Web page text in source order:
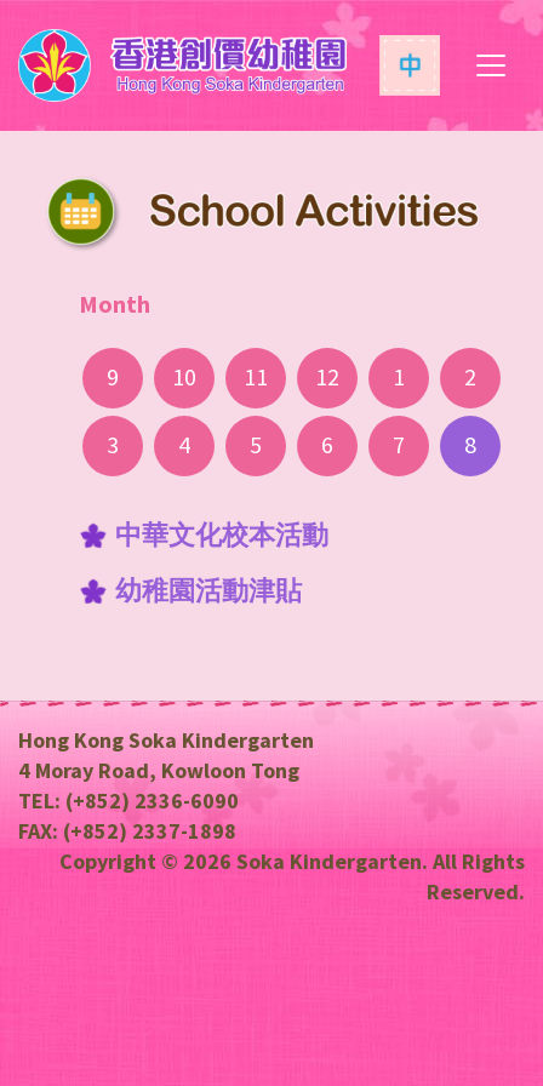
Month
9 10 11 12 1 2
3 4 5 6 7 8
9月份生日會
9月份生日會(下午)
9月份幼低班照片
9月份幼高班照片
開學禮
中華文化校本活動
10月份生日會
10月份生日會(下午)
10月份幼低班照片
10月份幼高班照片
中華文化校本活動
幼稚園活動津貼
11月份生日會
11月份生日會(下午)
11月份幼低班照片
11月份幼高班照片
中華文化校本活動
幼稚園活動津貼
12月份生日會
12月份生日會(下午)
12月份幼低班照片
12月份幼高班照片
幼兒班慶祝入學100日活動 AM
幼兒班慶祝入學100日活動 PM
1月份生日會
1月份生日會(下午)
1月份幼低班照片
1月份幼高班照片
中華文化校本活動
幼稚園活動津貼
2月份生日會
2月份生日會(下午)
2月份幼低班照片
2月份幼高班照片
中華文化校本活動
幼稚園活動津貼
3月份生日會
3月份生日會(下午)
3月份幼低班照片
3月份幼高班照片
中華文化校本活動
幼稚園活動津貼
4月份生日會
4月份生日會(下午)
4月份幼低班照片
4月份幼高班照片
中華文化校本活動
幼稚園活動津貼
5月份生日會
5月份生日會(下午)
5月份幼低班照片
5月份幼高班照片
中華文化校本活動
幼稚園活動津貼
6月份生日會
6月份生日會(下午)
6月份幼低班照片
6月份幼高班照片
中華文化校本活動
幼稚園活動津貼
7月份生日會
7月份生日會(下午)
幼稚園活動津貼
中華文化校本活動
幼稚園活動津貼
Hong Kong Soka Kindergarten
4 Moray Road, Kowloon Tong
TEL: (+852) 2336-6090
FAX: (+852) 2337-1898
Copyright © 2026 Soka Kindergarten. All Rights
Reserved.